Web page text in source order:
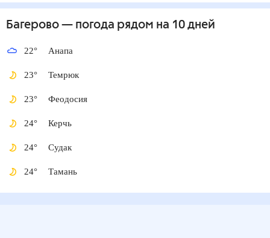
Багерово— погода рядом на 10 дней
22° Анапа
23° Темрюк
23° Феодосия
24° Керчь
24° Судак
24° Тамань